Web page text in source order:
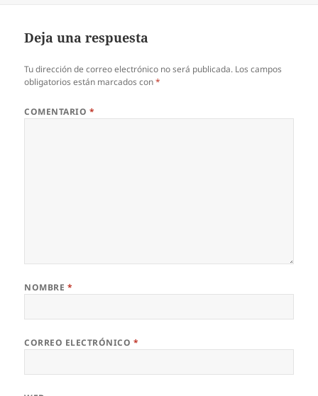
Deja una respuesta
Tu dirección de correo electrónico no será publicada. Los campos
obligatorios están marcados con*
COMENTARIO *
NOMBRE *
CORREO ELECTRÓNICO *